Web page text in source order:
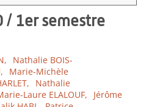
/ 1er semestre
Nathalie BOIS-
Marie-Michèle
Nathalie
Laure ELALOUF,
Jérôme